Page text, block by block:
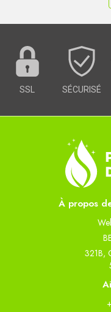
SSL SÉCURISÉ
À propos
321B,